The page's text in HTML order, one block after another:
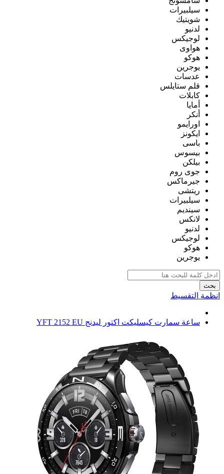
سيلبيرات
شويتيك
لدنيو
لوجيكس
هواوى
هوكو
يوجرين
عدسات
قلم ستايلس
كابلات
أمايا
أنكر
اورايمو
ايكونز
باسى
بيسوس
بيلكن
جوى روم
جيرماكس
ريتشى
سيلبيرات
سينديم
لانكس
لدنيو
لوجيكس
هوكو
يوجرين
بحث
انظمة التقسيط
ساعة سمارت كيسليكت اكتور ليدنج YFT 2152 EU